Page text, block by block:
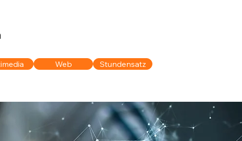
Web Stundensatz